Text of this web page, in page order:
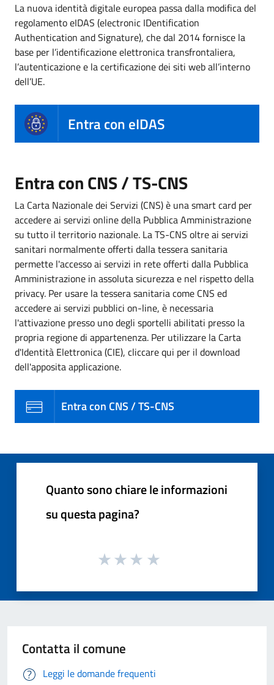
La nuova identità digitale europea passa dalla modifica del
regolamento eIDAS (electronic IDentification
Authentication and Signature), che dal 2014 fornisce la
base per l’identificazione elettronica transfrontaliera,
l’autenticazione e la certificazione dei siti web all’interno
dell’UE.
Entra con eIDAS
Entra con CNS / TS-CNS
La Carta Nazionale dei Servizi (CNS) è una smart card per
accedere ai servizi online della Pubblica Amministrazione
su tutto il territorio nazionale. La TS-CNS oltre ai servizi
sanitari normalmente offerti dalla tessera sanitaria
permette l'accesso ai servizi in rete offerti dalla Pubblica
Amministrazione in assoluta sicurezza e nel rispetto della
privacy. Per usare la tessera sanitaria come CNS ed
accedere ai servizi pubblici on-line, è necessaria
l'attivazione presso uno degli sportelli abilitati presso la
propria regione di appartenenza. Per utilizzare la Carta
d'Identità Elettronica (CIE), cliccare qui per il download
dell'apposita applicazione.
Entra con CNS / TS-CNS
Quanto sono chiare le informazioni
su questa pagina?
Contatta il comune
Leggi le domande frequenti